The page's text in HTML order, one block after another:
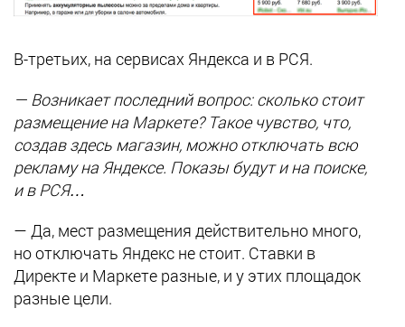
В-третьих, на сервисах Яндекса и в РСЯ.
— Возникает последний вопрос: сколько стоит
размещение на Маркете? Такое чувство, что,
создав здесь магазин, можно отключать всю
рекламу на Яндексе. Показы будут и на поиске,
и в РСЯ…
— Да, мест размещения действительно много,
но отключать Яндекс не стоит. Ставки в
Директе и Маркете разные, и у этих площадок
разные цели.